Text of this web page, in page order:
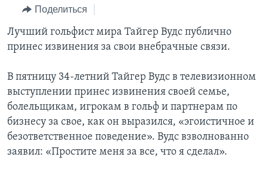
навигации
Перейти
ИТОГИ
ПОЧЕМУ ЭТО ВАЖНО?
ДЕТАЛИ
НЬЮ-ЙОРК NEW YORK
АМЕРИКА. БОЛЬШОЕ ПУТЕШЕСТВИЕ
НАША АМЕРИКАНСКАЯ ИСТОРИЯ
А КАК В АМЕРИКЕ?
АМЕРИКАНСКИЕ ГОРОДКИ
ТЕСТЫ
ИНТЕРВЬЮ
ФАКТЫ ПРОТИВ ФЕЙКОВ
ЗА СВОБОДУ ПРЕССЫ
УЧИМ АНГЛИЙСКИЙ
ВИДЕО
ПОДПИСКА НА НОВОСТИ
Learning English
Поделиться
Лучший гольфист мира Тайгер Вудс публично
принес извинения за свои внебрачные связи.
В пятницу 34-летний Тайгер Вудс в телевизионном
выступлении принес извинения своей семье,
болельщикам, игрокам в гольф и партнерам по
бизнесу за свое, как он выразился, «эгоистичное и
безответственное поведение». Вудс взволнованно
заявил: «Простите меня за все, что я сделал».